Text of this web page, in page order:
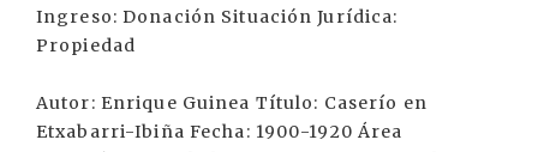
Ingreso: Donación Situación Jurídica:
Propiedad
Autor: Enrique Guinea Título: Caserío en
Etxabarri-Ibiña Fecha: 1900-1920 Área